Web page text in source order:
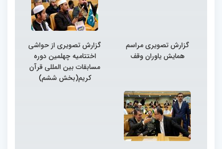
گزارش تصویری مراسم
همایش یاوران وقف
گزارش تصویری از حواشی
اختتامیه چهلمین دوره
مسابقات بین المللی قرآن
کریم(بخش ششم)